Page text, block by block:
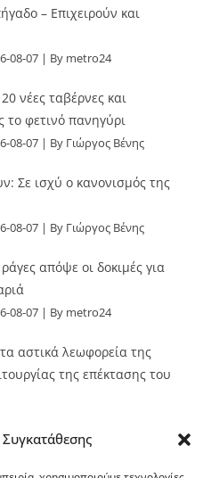
Συγκατάθεσης
– Επιχειρούν και
08-07 By metro24
νέες ταβέρνες και
το φετινό πανηγύρι
08-07 By Γιώργος Βένης
Σε ισχύ ο κανονισμός της
08-07 By Γιώργος Βένης
απόψε οι δοκιμές για
08-07 By metro24
αστικά λεωφορεία της
της επέκτασης του